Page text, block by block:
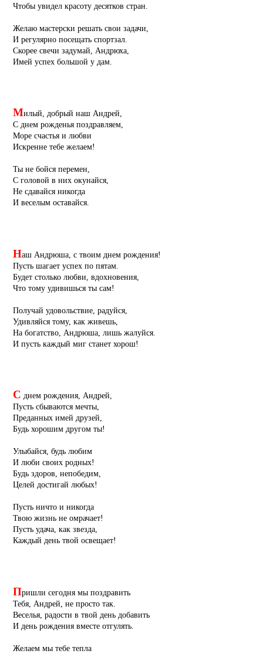
Чтобы увидел красоту десятков стран.
Желаю мастерски решать свои задачи,
И регулярно посещать спортзал.
Скорее свечи задумай, Андрюха,
Имей успех большой у дам.
Милый, добрый наш Андрей,
С днем рожденья поздравляем,
Море счастья и любви
Искренне тебе желаем!
Ты не бойся перемен,
С головой в них окунайся,
Не сдавайся никогда
И веселым оставайся.
Наш Андрюша, с твоим днем рождения!
Пусть шагает успех по пятам.
Будет столько любви, вдохновения,
Что тому удивишься ты сам!
Получай удовольствие, радуйся,
Удивляйся тому, как живешь,
На богатство, Андрюша, лишь жалуйся.
И пусть каждый миг станет хорош!
С днем рождения, Андрей,
Пусть сбываются мечты,
Преданных имей друзей,
Будь хорошим другом ты!
Улыбайся, будь любим
И люби своих родных!
Будь здоров, непобедим,
Целей достигай любых!
Пусть ничто и никогда
Твою жизнь не омрачает!
Пусть удача, как звезда,
Каждый день твой освещает!
Пришли сегодня мы поздравить
Тебя, Андрей, не просто так.
Веселья, радости в твой день добавить
И день рождения вместе отгулять.
Желаем мы тебе тепла